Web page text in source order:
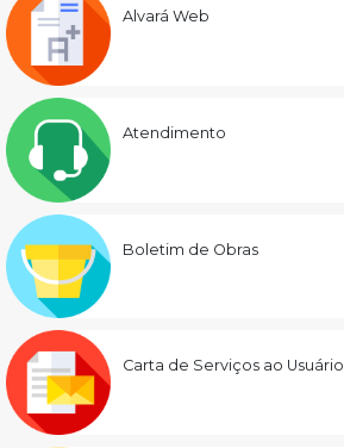
Alvará Web
Atendimento
Boletim de Obras
Carta de Serviços ao Usuário